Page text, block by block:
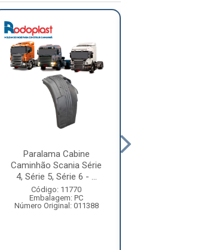
Paralama Cabine
Caminhão Scania Série
4, Série 5, Série 6 - ...
Código: 11770
Embalagem: PC
Número Original: 011388